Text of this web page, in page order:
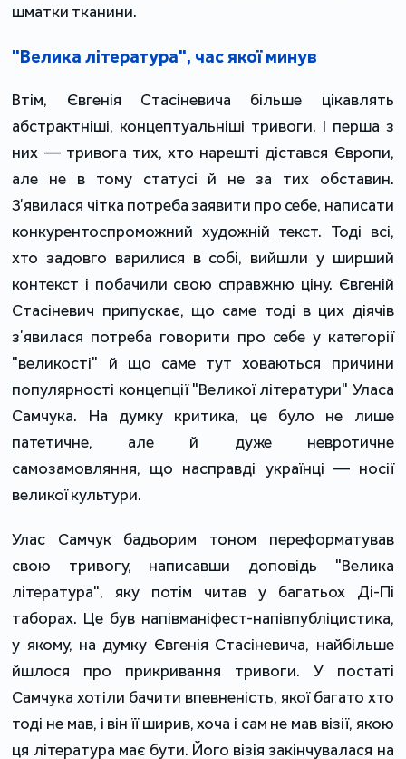
шматки тканини.
"Велика література", час якої минув
Втім, Євгенія Стасіневича більше цікавлять
абстрактніші, концептуальніші тривоги. І перша з
них — тривога тих, хто нарешті дістався Європи,
але не в тому статусі й не за тих обставин.
Зʼявилася чітка потреба заявити про себе, написати
конкурентоспроможний художній текст. Тоді всі,
хто задовго варилися в собі, вийшли у ширший
контекст і побачили свою справжню ціну. Євгеній
Стасіневич припускає, що саме тоді в цих діячів
зʼявилася потреба говорити про себе у категорії
"великості" й що саме тут ховаються причини
популярності концепції "Великої літератури" Уласа
Самчука. На думку критика, це було не лише
патетичне, але й дуже невротичне
самозамовляння, що насправді українці — носії
великої культури.
Улас Самчук бадьорим тоном переформатував
свою тривогу, написавши доповідь "Велика
література", яку потім читав у багатьох Ді-Пі
таборах. Це був напівманіфест-напівпубліцистика,
у якому, на думку Євгенія Стасіневича, найбільше
йшлося про прикривання тривоги. У постаті
Самчука хотіли бачити впевненість, якої багато хто
тоді не мав, і він її ширив, хоча і сам не мав візії, якою
ця література має бути. Його візія закінчувалася на